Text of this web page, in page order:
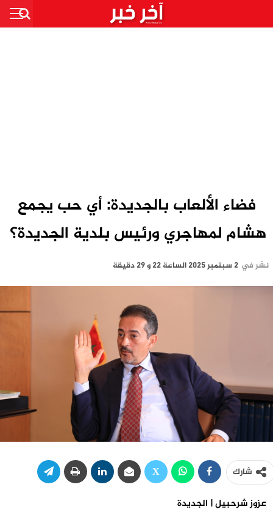
فضاء الألعاب بالجديدة: أي حب يجمع
هشام لمهاجري ورئيس بلدية الجديدة؟
نشر في 2 سبتمبر 2025 الساعة 22 و 29 دقيقة
شارك
عزوز شرحبيل | الجديدة